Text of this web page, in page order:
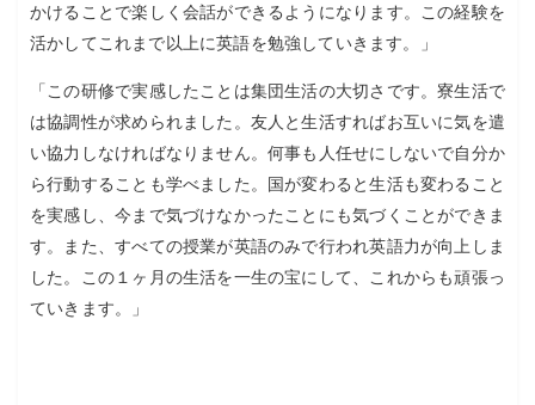
かけることで楽しく会話ができるようになります。この経験を
活かしてこれまで以上に英語を勉強していきます。」
「この研修で実感したことは集団生活の大切さです。寮生活で
は協調性が求められました。友人と生活すればお互いに気を遣
い協力しなければなりません。何事も人任せにしないで自分か
ら行動することも学べました。国が変わると生活も変わること
を実感し、今まで気づけなかったことにも気づくことができま
す。また、すべての授業が英語のみで行われ英語力が向上しま
した。この１ヶ月の生活を一生の宝にして、これからも頑張っ
ていきます。」